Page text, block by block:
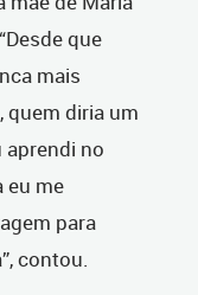
que
mais
quem diria um
aprendi no
eu me
para
contou.